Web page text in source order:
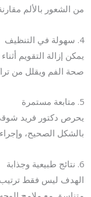
من الشعور بالألم
4. سهولة في التنظيف
يمكن إزالة التقويم
صحة الفم ويقلل من
5. متابعة مستمرة
يحرص دكتور فريد
بالشكل الصحيح،
6. نتائج طبيعية وجذابة
الهدف ليس فقط ترتيب